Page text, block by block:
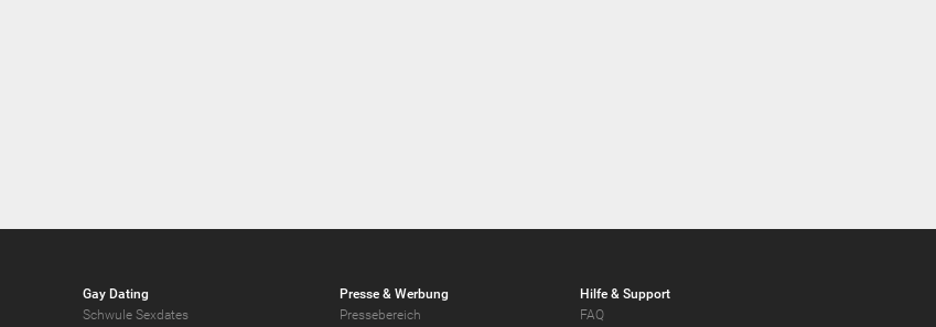
Gay Dating
Schwule Sexdates
Presse & Werbung
Pressebereich
Hilfe & Support
FAQ